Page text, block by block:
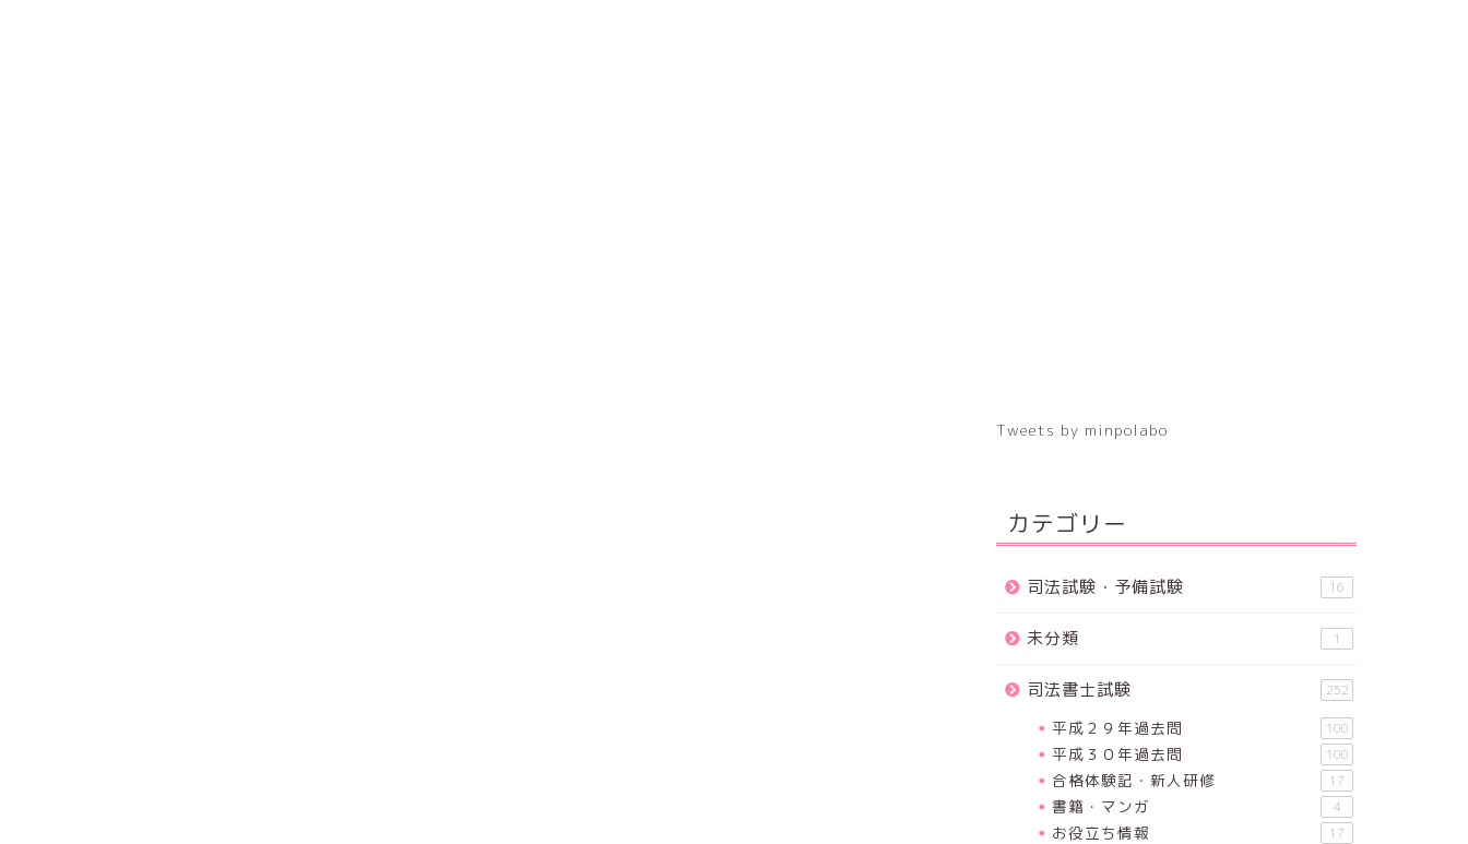
Tweets by minpolabo
カテゴリー
司法試験・予備試験 16
未分類 1
司法書士試験 252
平成２９年過去問 100
平成３０年過去問 100
合格体験記・新人研修 17
書籍・マンガ 4
お役立ち情報 17